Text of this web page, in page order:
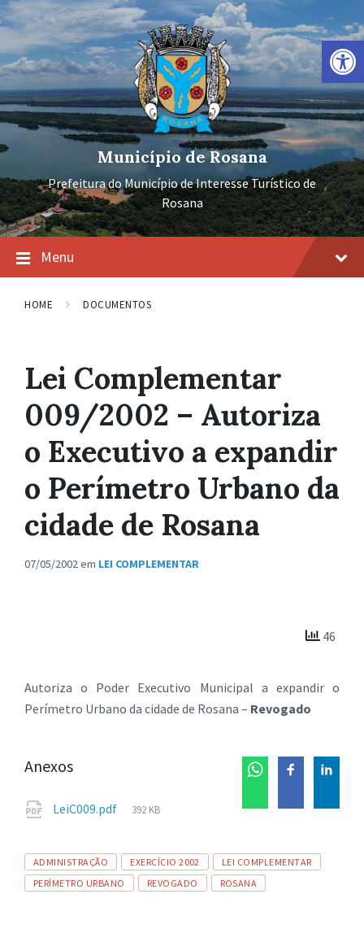
Barra de Ferramentas Aberta
Ir
para
conteúdo
Pular
para
navegação
principal
Pular
para
rodapé
Município de Rosana
Prefeitura do Município de Interesse Turístico de
Rosana
Menu
HOME DOCUMENTOS
Lei Complementar
009/2002 – Autoriza
o Executivo a expandir
o Perímetro Urbano da
cidade de Rosana
07/05/2002em LEI COMPLEMENTAR
46
Autoriza o Poder Executivo Municipal a expandir o
Perímetro Urbano da cidade de Rosana – Revogado
Anexos
LeiC009.pdf
Tamanho
392 KB
Tags
ADMINISTRAÇÃO EXERCÍCIO 2002
LEI COMPLEMENTAR
PERÍMETRO URBANO
REVOGADO ROSANA